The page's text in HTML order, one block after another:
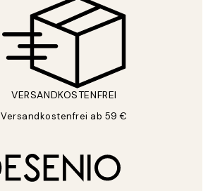
VERSANDKOSTENFREI
Versandkostenfrei ab 59 €